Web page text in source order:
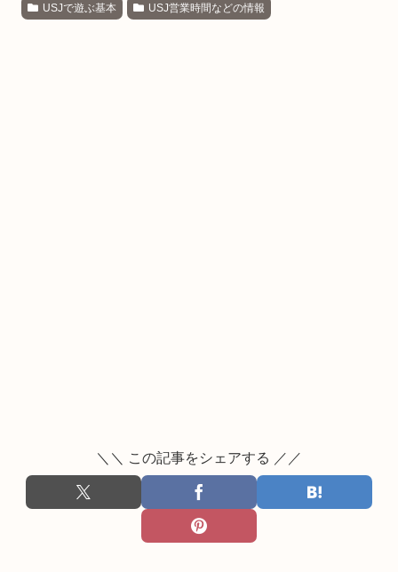
USJで遊ぶ基本 USJ営業時間などの情報
＼＼ この記事をシェアする ／／